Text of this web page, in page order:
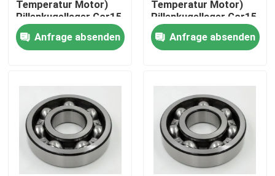
Qualitätskontrolle
Kontaktiere uns
Nachrichten
Fälle
Industrielles Rollenlager
Temperatur Motor)
Rillenkugellager Gcr15
40×90×23
Anfrage absenden
Temperatur Motor)
Rillenkugellager Gcr15
35×80×21
Anfrage absenden